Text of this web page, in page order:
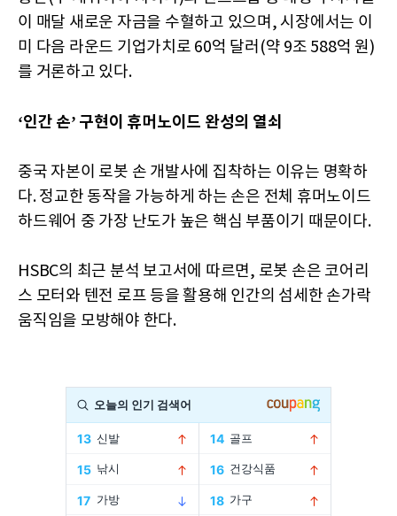
이 매달 새로운 자금을 수혈하고 있으며, 시장에서는 이
미 다음 라운드 기업가치로 60억 달러(약 9조 588억 원)
를 거론하고 있다.
‘인간 손’ 구현이 휴머노이드 완성의 열쇠
중국 자본이 로봇 손 개발사에 집착하는 이유는 명확하
다. 정교한 동작을 가능하게 하는 손은 전체 휴머노이드
하드웨어 중 가장 난도가 높은 핵심 부품이기 때문이다.
HSBC의 최근 분석 보고서에 따르면, 로봇 손은 코어리
스 모터와 텐전 로프 등을 활용해 인간의 섬세한 손가락
움직임을 모방해야 한다.